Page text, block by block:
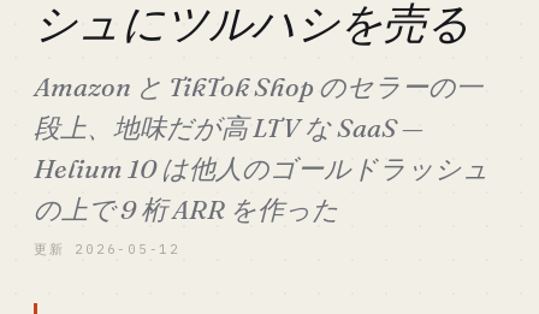
シュにツルハシを売る
Amazon と TikTok Shop のセラーの一
段上、地味だが高 LTV な SaaS —
Helium 10 は他人のゴールドラッシュ
の上で 9 桁 ARR を作った
更新 2026-05-12